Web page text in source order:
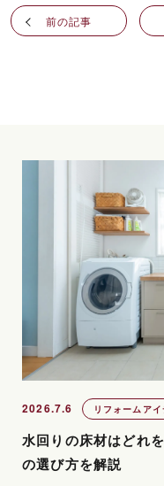
前の記事
2026.7.6 リフォームア
水回りの床材はどれ
の選び方を解説